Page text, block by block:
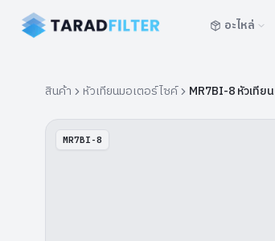
อะไหล่
สินค้า หัวเทียนมอเตอร์ไซค์ MR7BI-8 หัวเทีย
MR7BI-8